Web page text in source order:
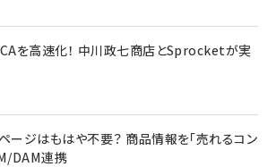
を高速化！ 中川政七商店とSprocketが実
ージはもはや不要？ 商品情報を「売れるコン
DAM連携